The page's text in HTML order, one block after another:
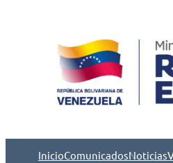
InicioComunicadosNoticias